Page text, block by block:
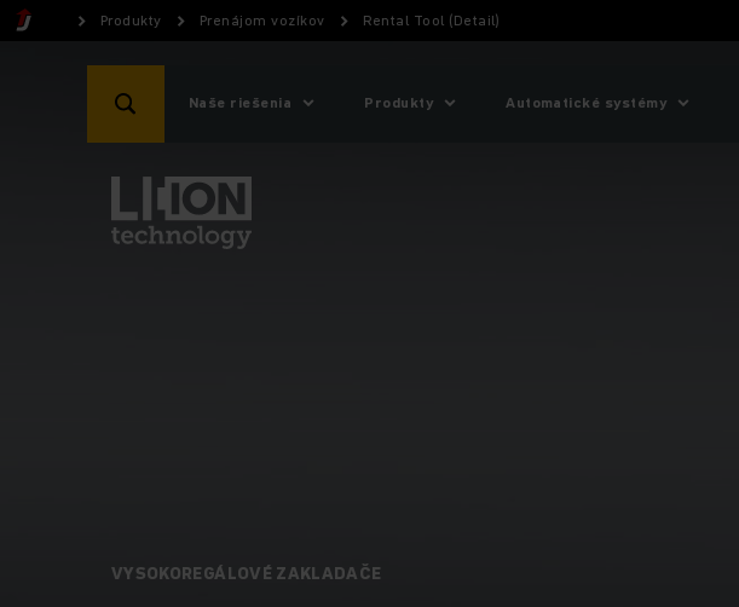
Produkty Prenájom vozíkov Rental Tool (Detail)
Naše riešenia Produkty Automatické systémy
VYSOKOREGÁLOVÉ ZAKLADAČE